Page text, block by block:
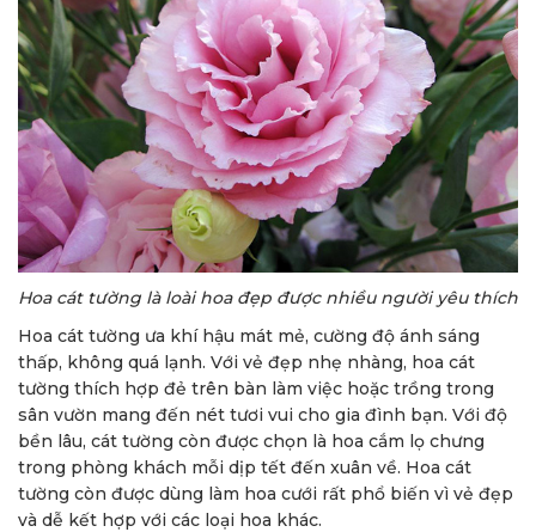
Hoa cát tường là loài hoa đẹp được nhiều người yêu thích
Hoa cát tường ưa khí hậu mát mẻ, cường độ ánh sáng
thấp, không quá lạnh. Với vẻ đẹp nhẹ nhàng, hoa cát
tường thích hợp đẻ trên bàn làm việc hoặc trồng trong
sân vườn mang đến nét tươi vui cho gia đình bạn. Với độ
bền lâu, cát tường còn được chọn là hoa cắm lọ chưng
trong phòng khách mỗi dịp tết đến xuân về. Hoa cát
tường còn được dùng làm hoa cưới rất phổ biến vì vẻ đẹp
và dễ kết hợp với các loại hoa khác.